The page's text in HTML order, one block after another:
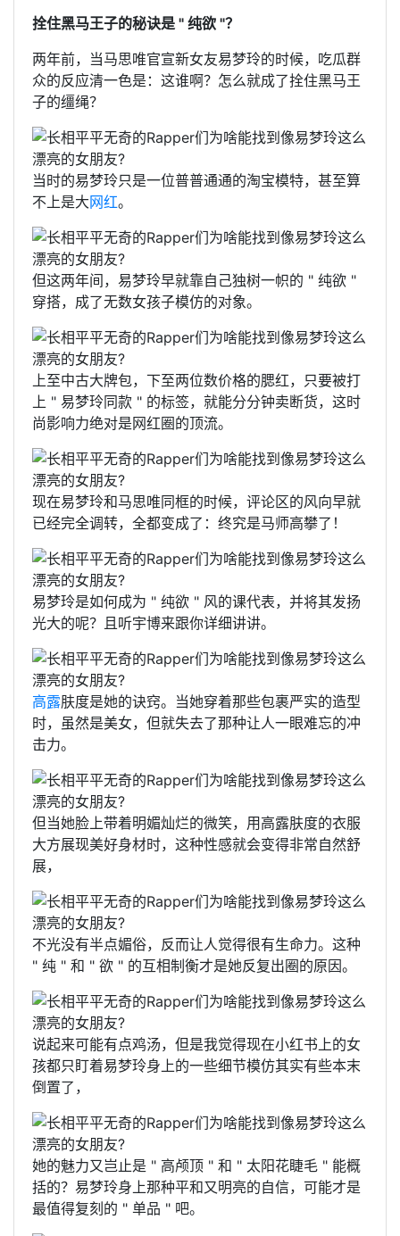
拴住黑马王子的秘诀是 " 纯欲 "？
两年前，当马思唯官宣新女友易梦玲的时候，吃瓜群
众的反应清一色是：这谁啊？怎么就成了拴住黑马王
子的缰绳？
当时的易梦玲只是一位普普通通的淘宝模特，甚至算
不上是大网红。
但这两年间，易梦玲早就靠自己独树一帜的 " 纯欲 "
穿搭，成了无数女孩子模仿的对象。
上至中古大牌包，下至两位数价格的腮红，只要被打
上 " 易梦玲同款 " 的标签，就能分分钟卖断货，这时
尚影响力绝对是网红圈的顶流。
现在易梦玲和马思唯同框的时候，评论区的风向早就
已经完全调转，全都变成了：终究是马师高攀了！
易梦玲是如何成为 " 纯欲 " 风的课代表，并将其发扬
光大的呢？且听宇博来跟你详细讲讲。
高露肤度是她的诀窍。当她穿着那些包裹严实的造型
时，虽然是美女，但就失去了那种让人一眼难忘的冲
击力。
但当她脸上带着明媚灿烂的微笑，用高露肤度的衣服
大方展现美好身材时，这种性感就会变得非常自然舒
展，
不光没有半点媚俗，反而让人觉得很有生命力。这种
" 纯 " 和 " 欲 " 的互相制衡才是她反复出圈的原因。
说起来可能有点鸡汤，但是我觉得现在小红书上的女
孩都只盯着易梦玲身上的一些细节模仿其实有些本末
倒置了，
她的魅力又岂止是 " 高颅顶 " 和 " 太阳花睫毛 " 能概
括的？易梦玲身上那种平和又明亮的自信，可能才是
最值得复刻的 " 单品 " 吧。